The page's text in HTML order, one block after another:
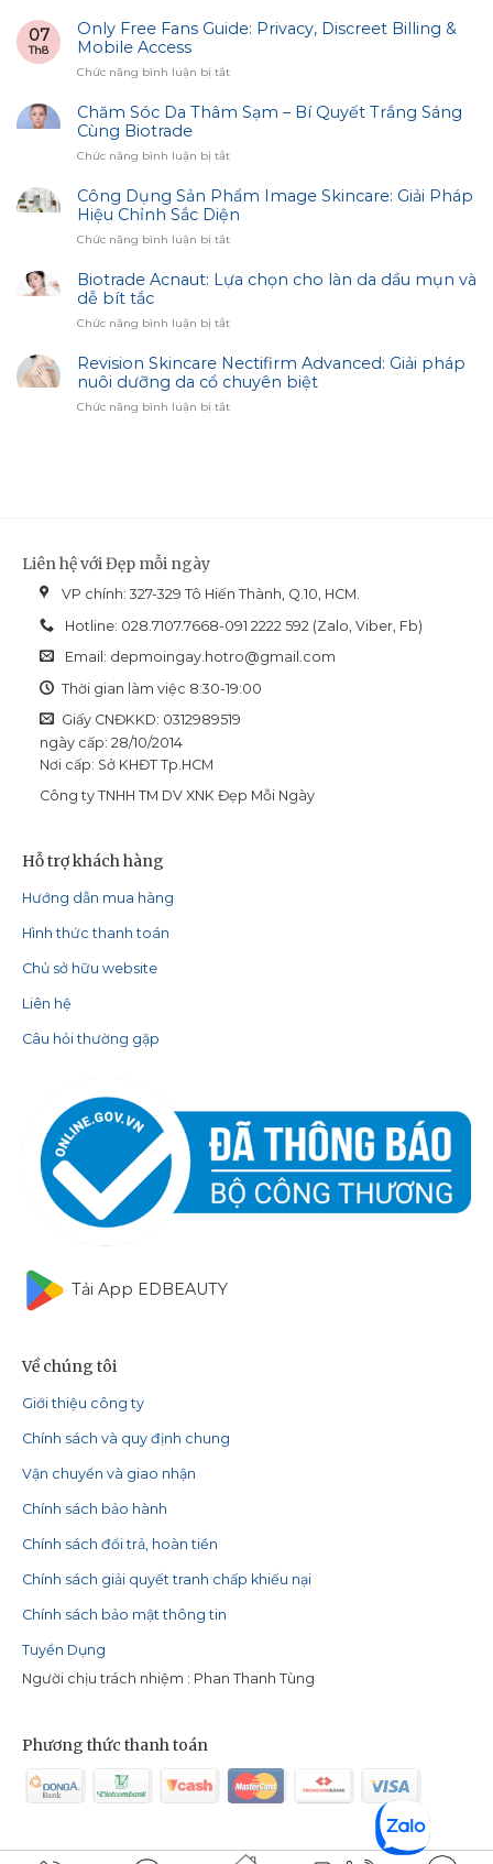
07
Th8
Only Free Fans Guide: Privacy, Discreet Billing &
Mobile Access
Chức năng bình luận bị tắtở
Free
Privacy,
Billing
&
Access
Chăm Sóc Da Thâm Sạm – Bí Quyết Trắng Sáng
Cùng Biotrade
Chức năng bình luận bị tắtở
Sóc
Sạm
Bí
Sáng
Biotrade
Công Dụng Sản Phẩm Image Skincare: Giải Pháp
Hiệu Chỉnh Sắc Diện
Chức năng bình luận bị tắtở
Dụng
Sản
Image
Giải
Pháp
Chỉnh
Biotrade Acnaut: Lựa chọn cho làn da dầu mụn và
dễ bít tắc
Chức năng bình luận bị tắtở
Acnaut:
Lựa
chọn
cho
Revision Skincare Nectifirm Advanced: Giải pháp
nuôi dưỡng da cổ chuyên biệt
Chức năng bình luận bị tắtở
chuyên
Liên hệ với Đẹp mỗi ngày
VP chính: 327-329 Tô Hiến Thành, Q.10, HCM.
Hotline: 028.7107.7668-091 2222 592 (Zalo, Viber, Fb)
Email: depmoingay.hotro@gmail.com
Thời gian làm việc 8:30-19:00
Giấy CNĐKKD: 0312989519
ngày cấp: 28/10/2014
Nơi cấp: Sở KHĐT Tp.HCM
Công ty TNHH TM DV XNK Đẹp Mỗi Ngày
Hỗ trợ khách hàng
Hướng dẫn mua hàng
Hình thức thanh toán
Chủ sở hữu website
Liên hệ
Câu hỏi thường gặp
Tải App EDBEAUTY
Về chúng tôi
Giới thiệu công ty
Chính sách và quy định chung
Vận chuyển và giao nhận
Chính sách bảo hành
Chính sách đổi trả, hoàn tiền
Chính sách giải quyết tranh chấp khiếu nại
Chính sách bảo mật thông tin
Tuyển Dụng
Người chịu trách nhiệm : Phan Thanh Tùng
Phương thức thanh toán